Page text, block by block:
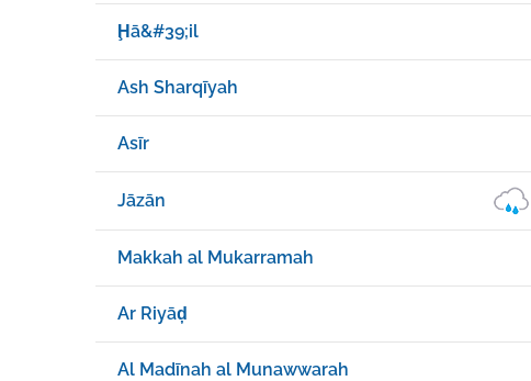
Ḩā&#39;il
Ash Sharqīyah
Asīr
Jāzān
Makkah al Mukarramah
Ar Riyāḑ
Al Madīnah al Munawwarah